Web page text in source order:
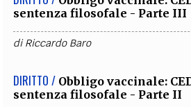
sentenza filosofale - Parte III
diRiccardo Baro
DIRITTO / Obbligo vaccinale:
sentenza filosofale - Parte II